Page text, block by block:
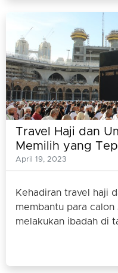
Travel Haji dan
Memilih yang
April 19, 2023
Kehadiran travel haji
membantu para calon
melakukan ibadah di